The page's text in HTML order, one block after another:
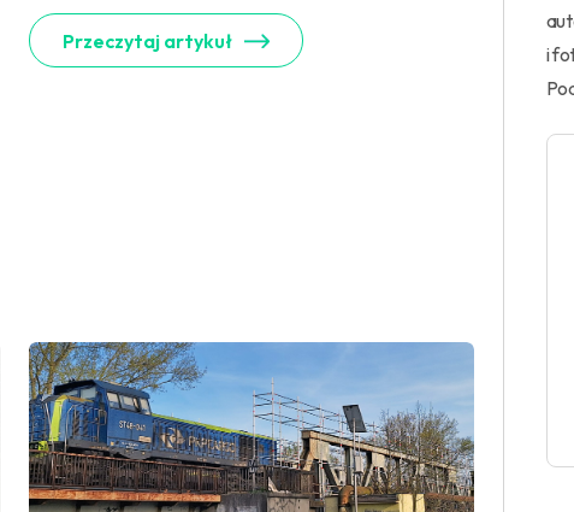
Przeczytaj artykuł
i